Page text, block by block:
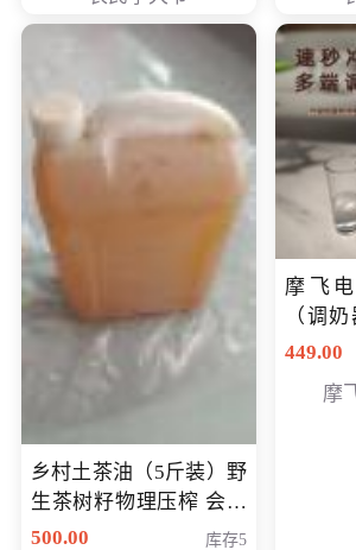
乡村土茶油（5斤装）野
生茶树籽物理压榨 会员
专享价400元
500.00 库存5
摩飞
（调
专享价
449.00
摩